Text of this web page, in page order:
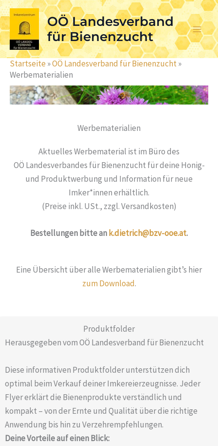
Skip
to
content
OÖ Landesverband
für Bienenzucht
Startseite »OÖ Landesverband für Bienenzucht»
Werbematerialien
Werbematerialien
Aktuelles Werbematerial ist im Büro des
OÖ Landesverbandes für Bienenzucht für deine Honig-
und Produktwerbung und Information für neue
Imker*innen erhältlich.
(Preise inkl. USt., zzgl. Versandkosten)
Bestellungen bitte an k.dietrich@bzv-ooe.at.
Eine Übersicht über alle Werbematerialien gibt’s hier
zum Download.
Produktfolder
Herausgegeben vom OÖ Landesverband für Bienenzucht
Diese informativen Produktfolder unterstützen dich
optimal beim Verkauf deiner Imkereierzeugnisse. Jeder
Flyer erklärt die Bienenprodukte verständlich und
kompakt – von der Ernte und Qualität über die richtige
Anwendung bis hin zu Verzehrempfehlungen.
Deine Vorteile auf einen Blick: